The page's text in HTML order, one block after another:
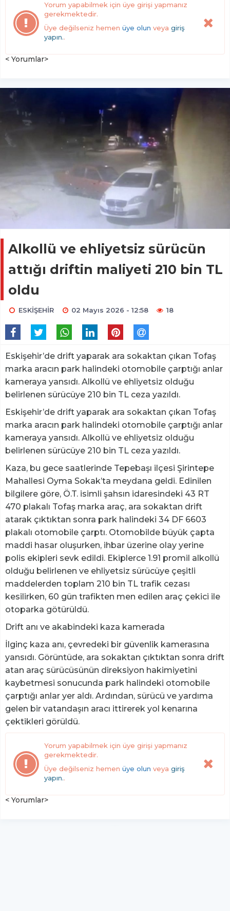
Yorum yapabilmek için üye girişi yapmanız
gerekmektedir.
Üye değilseniz hemen üye olun veya giriş
yapın..
< Yorumlar>
Alkollü ve ehliyetsiz sürücün
attığı driftin maliyeti 210 bin TL
oldu
ESKİŞEHİR 02 Mayıs 2026 - 12:58 18
Eskişehir’de drift yaparak ara sokaktan çıkan Tofaş
marka aracın park halindeki otomobile çarptığı anlar
kameraya yansıdı. Alkollü ve ehliyetsiz olduğu
belirlenen sürücüye 210 bin TL ceza yazıldı.
Eskişehir’de drift yaparak ara sokaktan çıkan Tofaş
marka aracın park halindeki otomobile çarptığı anlar
kameraya yansıdı. Alkollü ve ehliyetsiz olduğu
belirlenen sürücüye 210 bin TL ceza yazıldı.
Kaza, bu gece saatlerinde Tepebaşı ilçesi Şirintepe
Mahallesi Oyma Sokak’ta meydana geldi. Edinilen
bilgilere göre, Ö.T. isimli şahsın idaresindeki 43 RT
470 plakalı Tofaş marka araç, ara sokaktan drift
atarak çıktıktan sonra park halindeki 34 DF 6603
plakalı otomobile çarptı. Otomobilde büyük çapta
maddi hasar oluşurken, ihbar üzerine olay yerine
polis ekipleri sevk edildi. Ekiplerce 1.91 promil alkollü
olduğu belirlenen ve ehliyetsiz sürücüye çeşitli
maddelerden toplam 210 bin TL trafik cezası
kesilirken, 60 gün trafikten men edilen araç çekici ile
otoparka götürüldü.
Drift anı ve akabindeki kaza kamerada
İlginç kaza anı, çevredeki bir güvenlik kamerasına
yansıdı. Görüntüde, ara sokaktan çıktıktan sonra drift
atan araç sürücüsünün direksiyon hakimiyetini
kaybetmesi sonucunda park halindeki otomobile
çarptığı anlar yer aldı. Ardından, sürücü ve yardıma
gelen bir vatandaşın aracı ittirerek yol kenarına
çektikleri görüldü.
Yorum yapabilmek için üye girişi yapmanız
gerekmektedir.
Üye değilseniz hemen üye olun veya giriş
yapın..
< Yorumlar>